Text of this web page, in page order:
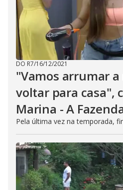
DO R7/16/12/2021
"Vamos arrumar
voltar para casa",
Marina - A
Pela última vez na temporada,